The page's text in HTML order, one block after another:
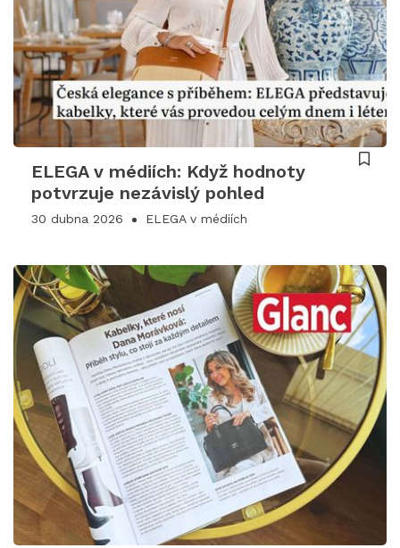
ELEGA v médiích: Když hodnoty
potvrzuje nezávislý pohled
30 dubna 2026 ELEGA v médiích